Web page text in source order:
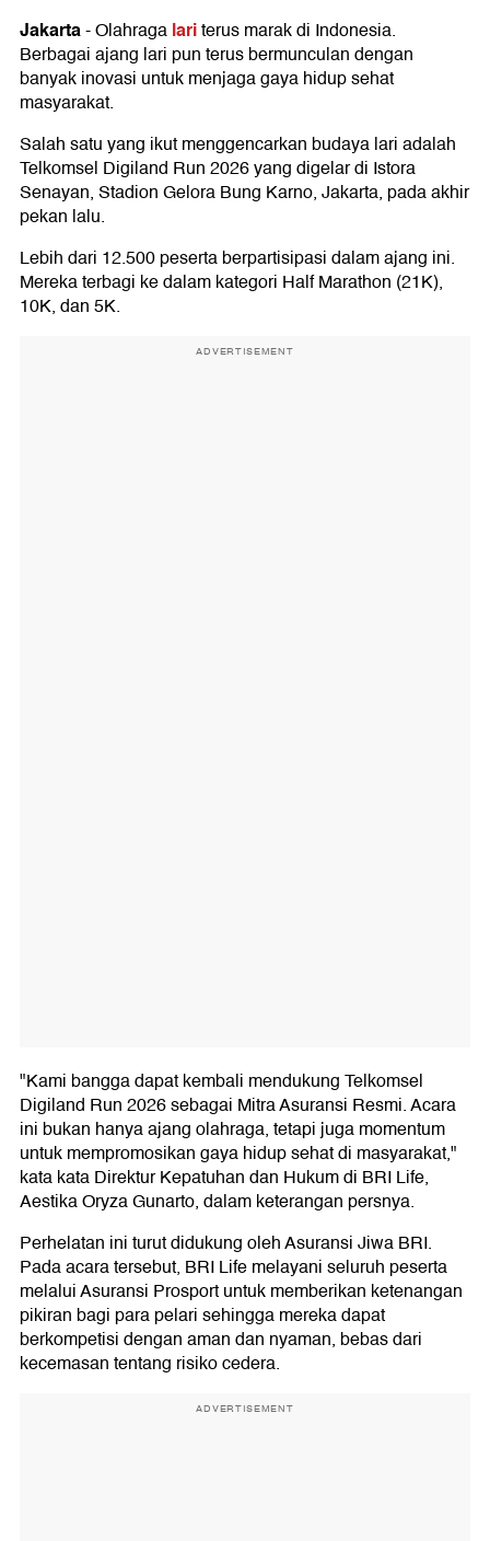
Jakarta-Olahragalariterus marak di Indonesia.
Berbagai ajang lari pun terus bermunculan dengan
banyak inovasi untuk menjaga gaya hidup sehat
masyarakat.
Salah satu yang ikut menggencarkan budaya lari adalah
Telkomsel Digiland Run 2026 yang digelar di Istora
Senayan, Stadion Gelora Bung Karno, Jakarta, pada akhir
pekan lalu.
Lebih dari 12.500 peserta berpartisipasi dalam ajang ini.
Mereka terbagi ke dalam kategori Half Marathon (21K),
10K, dan 5K.
ADVERTISEMENT
"Kami bangga dapat kembali mendukung Telkomsel
Digiland Run 2026 sebagai Mitra Asuransi Resmi. Acara
ini bukan hanya ajang olahraga, tetapi juga momentum
untuk mempromosikan gaya hidup sehat di masyarakat,"
kata kata Direktur Kepatuhan dan Hukum di BRI Life,
Aestika Oryza Gunarto, dalam keterangan persnya.
Perhelatan ini turut didukung oleh Asuransi Jiwa BRI.
Pada acara tersebut, BRI Life melayani seluruh peserta
melalui Asuransi Prosport untuk memberikan ketenangan
pikiran bagi para pelari sehingga mereka dapat
berkompetisi dengan aman dan nyaman, bebas dari
kecemasan tentang risiko cedera.
ADVERTISEMENT